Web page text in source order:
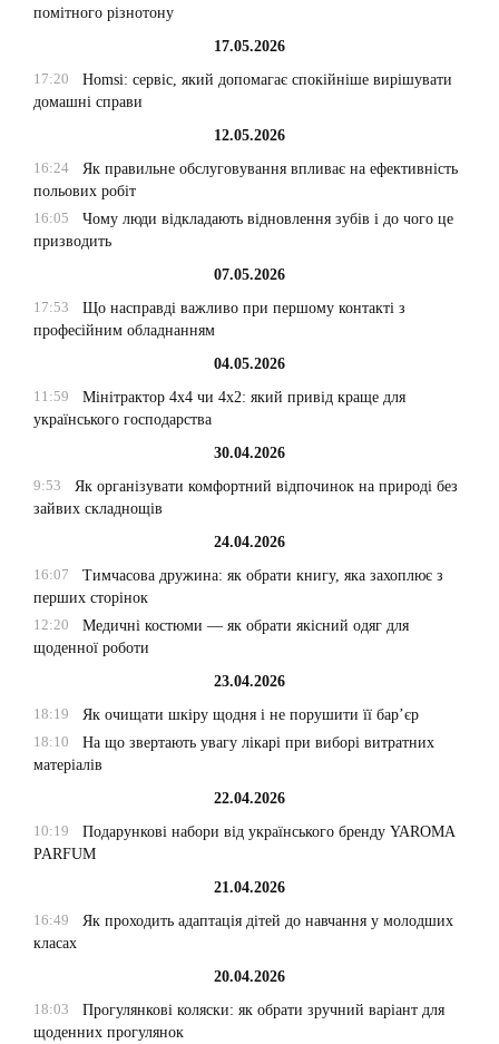
помітного різнотону
17.05.2026
17:20
Homsi: сервіс, який допомагає спокійніше вирішувати
домашні справи
12.05.2026
16:24
Як правильне обслуговування впливає на ефективність
польових робіт
16:05
Чому люди відкладають відновлення зубів і до чого це
призводить
07.05.2026
17:53
Що насправді важливо при першому контакті з
професійним обладнанням
04.05.2026
11:59
Мінітрактор 4х4 чи 4х2: який привід краще для
українського господарства
30.04.2026
9:53
Як організувати комфортний відпочинок на природі без
зайвих складнощів
24.04.2026
16:07
Тимчасова дружина: як обрати книгу, яка захоплює з
перших сторінок
12:20
Медичні костюми — як обрати якісний одяг для
щоденної роботи
23.04.2026
18:19
Як очищати шкіру щодня і не порушити її бар’єр
18:10
На що звертають увагу лікарі при виборі витратних
матеріалів
22.04.2026
10:19
Подарункові набори від українського бренду YAROMA
PARFUM
21.04.2026
16:49
Як проходить адаптація дітей до навчання у молодших
класах
20.04.2026
18:03
Прогулянкові коляски: як обрати зручний варіант для
щоденних прогулянок